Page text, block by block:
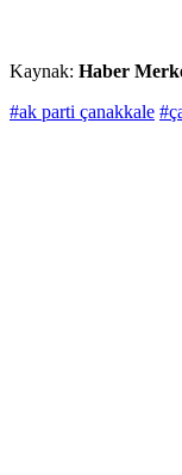
Kaynak: Haber
#ak parti çanakkale